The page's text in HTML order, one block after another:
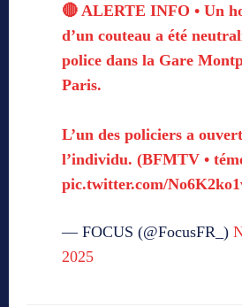
🔴 ALERTE INFO • Un
d’un couteau a été
police dans la Gare
Paris.
L’un des policiers a
l’individu. (BFMTV •
pic.twitter.com/
— FOCUS (@FocusFR_)
2025